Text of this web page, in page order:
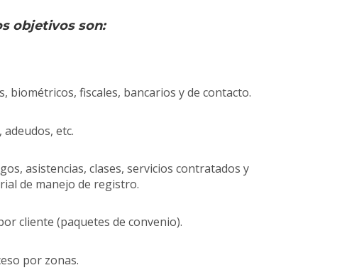
objetivos son:
biométricos, fiscales, bancarios y de contacto.
etc.
asistencias, clases, servicios contratados y
de manejo de registro.
cliente (paquetes de convenio).
por zonas.